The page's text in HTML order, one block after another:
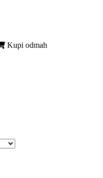
Kupi odmah